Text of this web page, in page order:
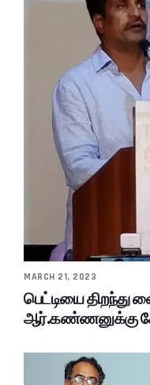
MARCH 21, 2023
பெட்டியை திறந்து
ஆர்.கண்ணனுக்கு